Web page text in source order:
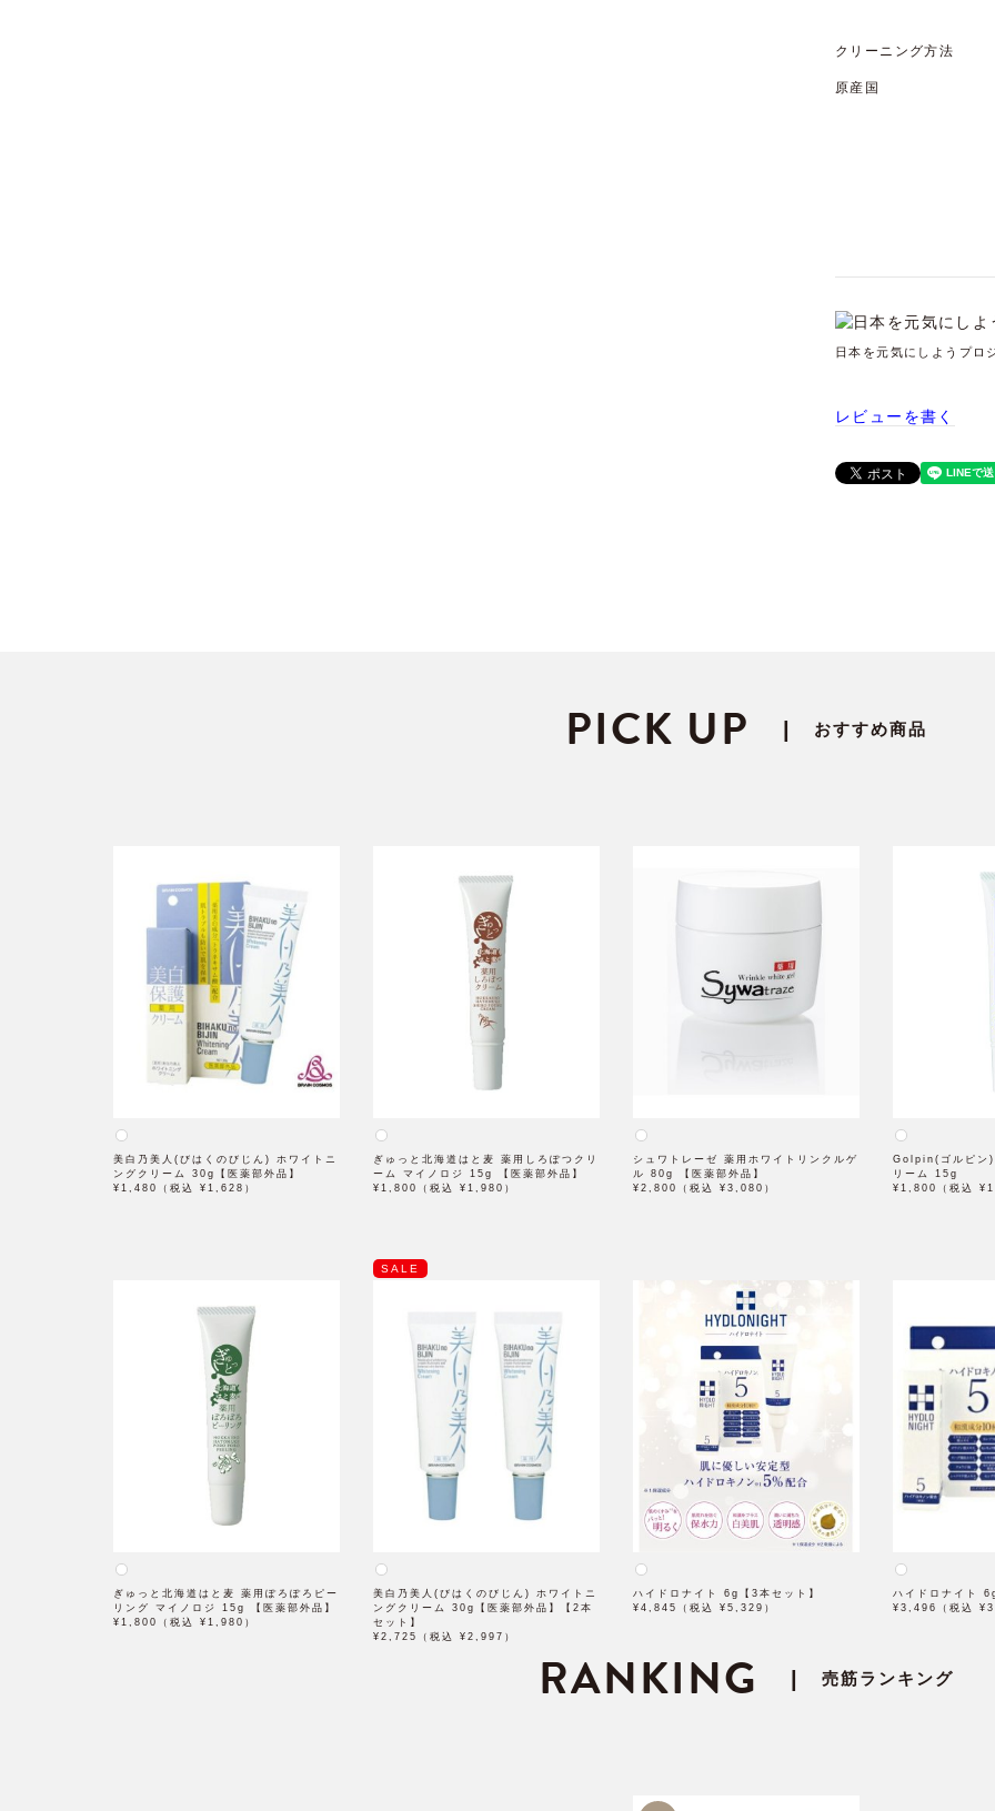
クリーニング方法
原産国
日本を元気にしようプロ
レビューを書く
PICK UP おすすめ商品
美白乃美人(びはくのびじん) ホワイトニ
ングクリーム 30g【医薬部外品】
¥1,480（税込 ¥1,628）
ぎゅっと北海道はと麦 薬用しろぽつクリ
ーム マイノロジ 15g 【医薬部外品】
¥1,800（税込 ¥1,980）
シュワトレーゼ 薬用ホワイトリンクルゲ
ル 80g 【医薬部外品】
¥2,800（税込 ¥3,080）
Golpin(ゴルピン)
リーム 15g
¥1,800（税込
ぎゅっと北海道はと麦 薬用ぽろぽろピー
リング マイノロジ 15g 【医薬部外品】
¥1,800（税込 ¥1,980）
SALE
美白乃美人(びはくのびじん) ホワイトニ
ングクリーム 30g【医薬部外品】【2本
セット】
¥2,725（税込 ¥2,997）
ハイドロナイト 6g【3本セット】
¥4,845（税込 ¥5,329）
ハイドロナイト
¥3,496（税込
RANKING 売筋ランキング